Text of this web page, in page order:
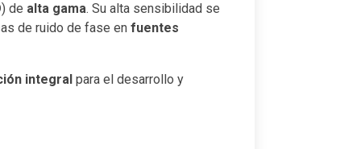
) de alta gama. Su alta sensibilidad se
de ruido de fase en fuentes
integral para el desarrollo y